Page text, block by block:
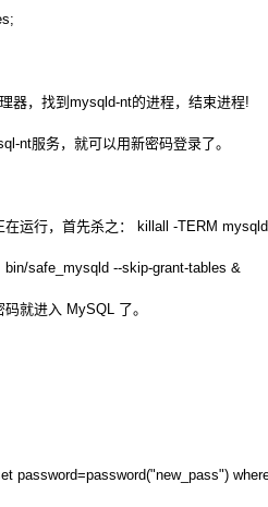
，找到mysqld-nt的进程，结束进程!
服务，就可以用新密码登录了。
行，首先杀之： killall -TERM mysqld
safe_mysqld --skip-grant-tables &
就进入 MySQL 了。